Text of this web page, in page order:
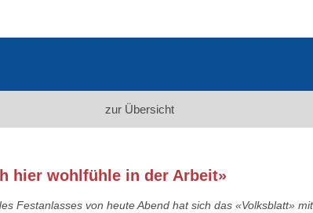
zur Übersicht
hier wohlfühle in der Arbeit»
Festanlasses von heute Abend hat sich das «Volksblatt»